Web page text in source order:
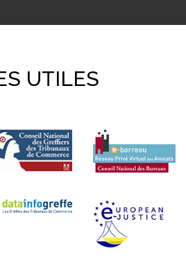
UTILES